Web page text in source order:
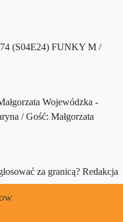
(S04E24) FUNKY M /
Wojewódzka -
/ Gość: Małgorzata
za granicą? Redakcja